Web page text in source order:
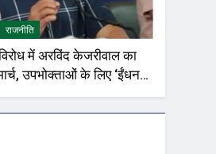
राजनीति
में अरविंद केजरीवाल का
उपभोक्ताओं के लिए ‘ईंधन
की मांग तेज